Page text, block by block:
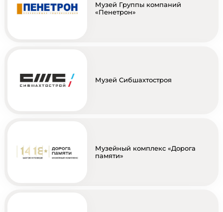
Музей Группы компаний
«Пенетрон»
Музей Сибшахтостроя
Музейный комплекс «Дорога
памяти»